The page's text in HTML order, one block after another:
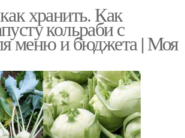
хранить. Как
кольраби с
меню и бюджета | Моя